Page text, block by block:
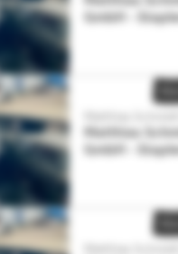
GmbH -
Stapler-
Matthias
GmbH -
Stapler-